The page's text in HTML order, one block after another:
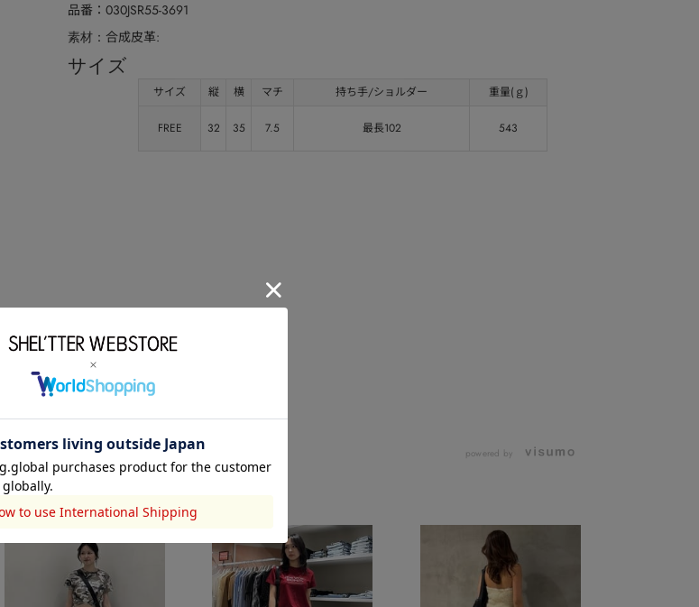
品番 030JSR55-3691
素材 合成皮革:
サイズ
サイズ 縦 横 マチ 持ち手/ショルダー 重量(ｇ)
FREE 32 35 7.5 最長102 543
powered by